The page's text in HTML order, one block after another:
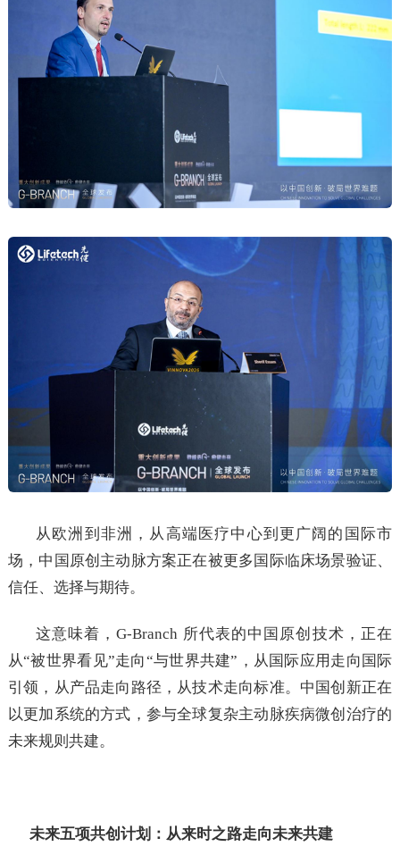
从欧洲到非洲，从高端医疗中心到更广阔的国际市
场，中国原创主动脉方案正在被更多国际临床场景验证、
信任、选择与期待。
这意味着，G-Branch 所代表的中国原创技术，正在
从“被世界看见”走向“与世界共建”，从国际应用走向国际
引领，从产品走向路径，从技术走向标准。中国创新正在
以更加系统的方式，参与全球复杂主动脉疾病微创治疗的
未来规则共建。
未来五项共创计划：从来时之路走向未来共建